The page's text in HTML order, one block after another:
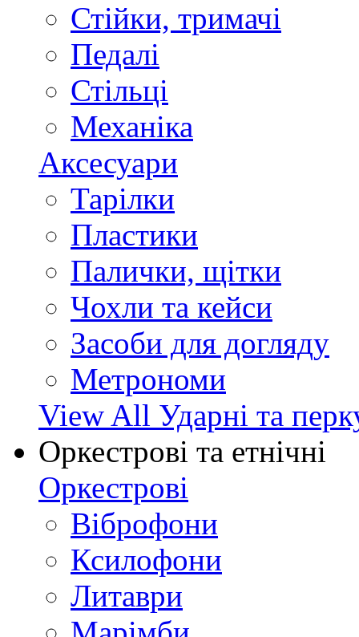
Стійки, тримачі
Педалі
Стільці
Механіка
Аксесуари
Тарілки
Пластики
Палички, щітки
Чохли та кейси
Засоби для догляду
Метрономи
View All Ударні та
Оркестрові та етнічні
Оркестрові
Віброфони
Ксилофони
Литаври